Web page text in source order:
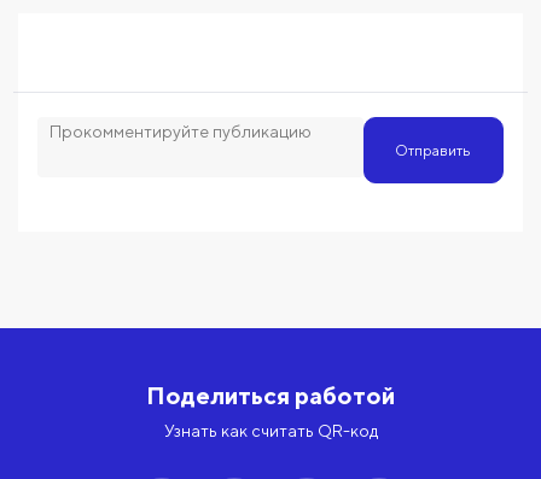
Отправить
Поделиться работой
Узнать как считать QR-код